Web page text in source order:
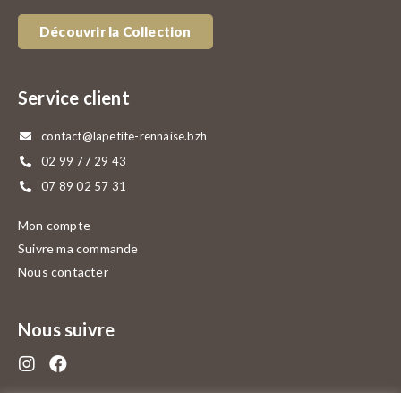
Découvrir la Collection
Service client
contact@lapetite-rennaise.bzh
02 99 77 29 43
07 89 02 57 31
Mon compte
Suivre ma commande
Nous contacter
Nous suivre